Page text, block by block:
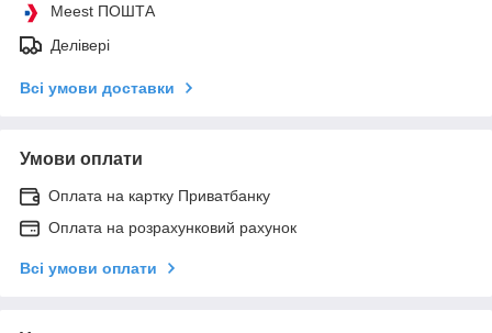
Meest ПОШТА
Делівері
Всі умови доставки
Умови оплати
Оплата на картку Приватбанку
Оплата на розрахунковий рахунок
Всі умови оплати